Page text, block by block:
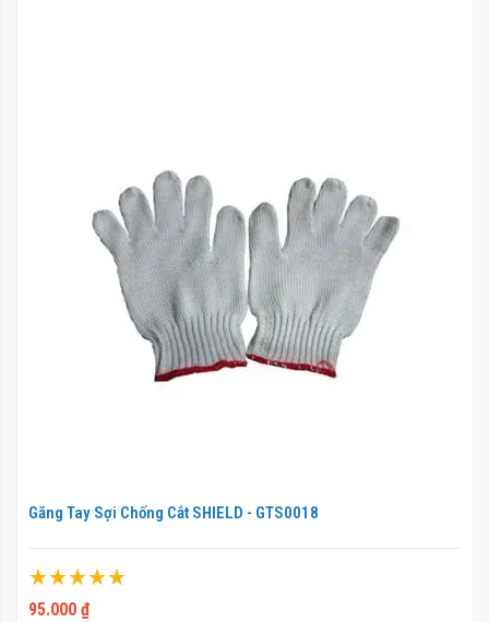
Găng Tay Sợi Chống Cắt SHIELD - GTS0018
Xếp hạng:
100%
95.000 ₫